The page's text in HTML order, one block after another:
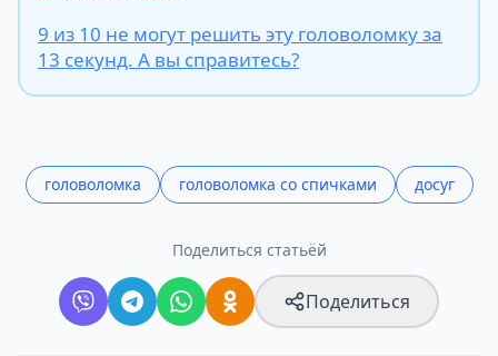
9 из 10 не могут решить эту головоломку за
13 секунд. А вы справитесь?
головоломка головоломка со спичками досуг
Поделиться статьёй
Поделиться